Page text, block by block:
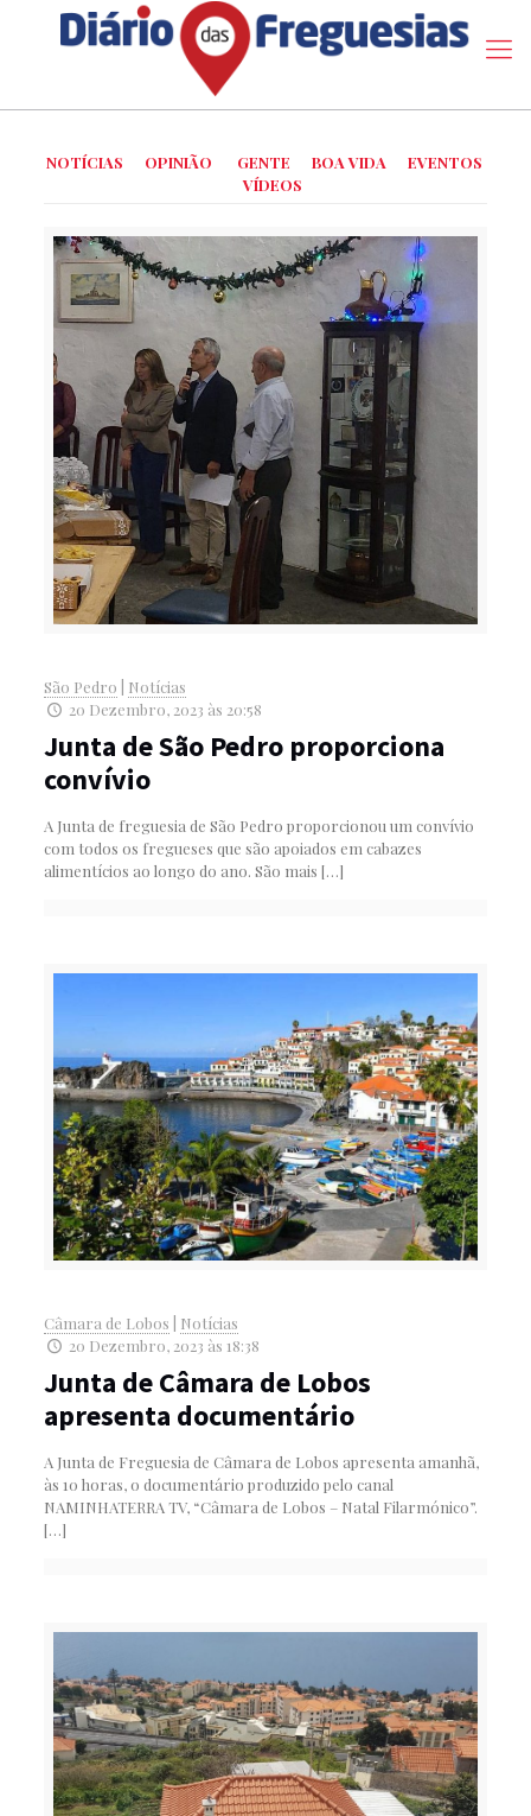
NOTÍCIAS OPINIÃO GENTE BOA VIDA
EVENTOS
VÍDEOS
São Pedro
Notícias
20 Dezembro, 2023 às 20:58
Junta de São Pedro proporciona
convívio
A Junta de freguesia de São Pedro proporcionou um convívio
com todos os fregueses que são apoiados em cabazes
alimentícios ao longo do ano. São mais […]
Câmara de Lobos
Notícias
20 Dezembro, 2023 às 18:38
Junta de Câmara de Lobos
apresenta documentário
A Junta de Freguesia de Câmara de Lobos apresenta amanhã,
às 10 horas, o documentário produzido pelo canal
NAMINHATERRA TV, “Câmara de Lobos – Natal Filarmónico”.
[…]